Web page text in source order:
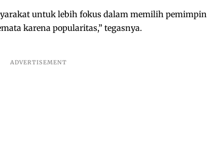
untuk lebih fokus dalam memilih pemimpin
karena popularitas,” tegasnya.